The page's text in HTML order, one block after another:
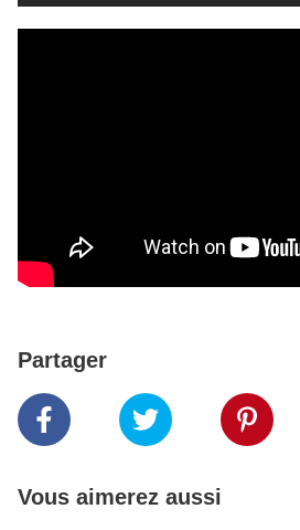
Partager
Vous aimerez aussi